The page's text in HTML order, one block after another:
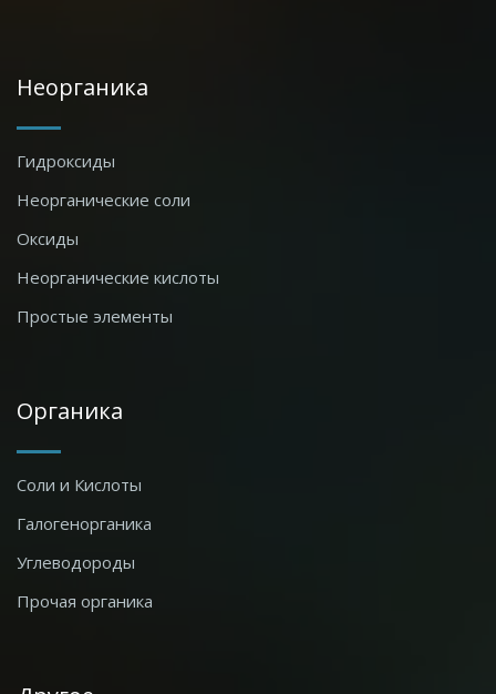
Неорганика
Гидроксиды
Неорганические соли
Оксиды
Неорганические кислоты
Простые элементы
Органика
Соли и Кислоты
Галогенорганика
Углеводороды
Прочая органика